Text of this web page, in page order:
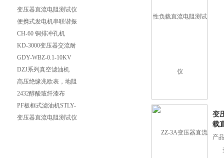
变压器直流电阻测试仪
报价
便携式发电机串联谐振
交流耐压试验装置发电
机调频谐振试验装置
CH-60 铜排冲孔机
KD-3000变压器交流耐
压试验装置串联谐振变
频串联谐振装置
GDY-WBZ-0.1-10KV
折叠式验电器
DZJ系列真空滤油机
DZJ系列真空滤油机
DZJ系列真空滤油机
高压绝缘兆欧表，地阻
表
2432醇酸玻纤漆布
PF板框式滤油机STLY-
160板框式滤油机
变压器直流电阻测试仪
变
载
产